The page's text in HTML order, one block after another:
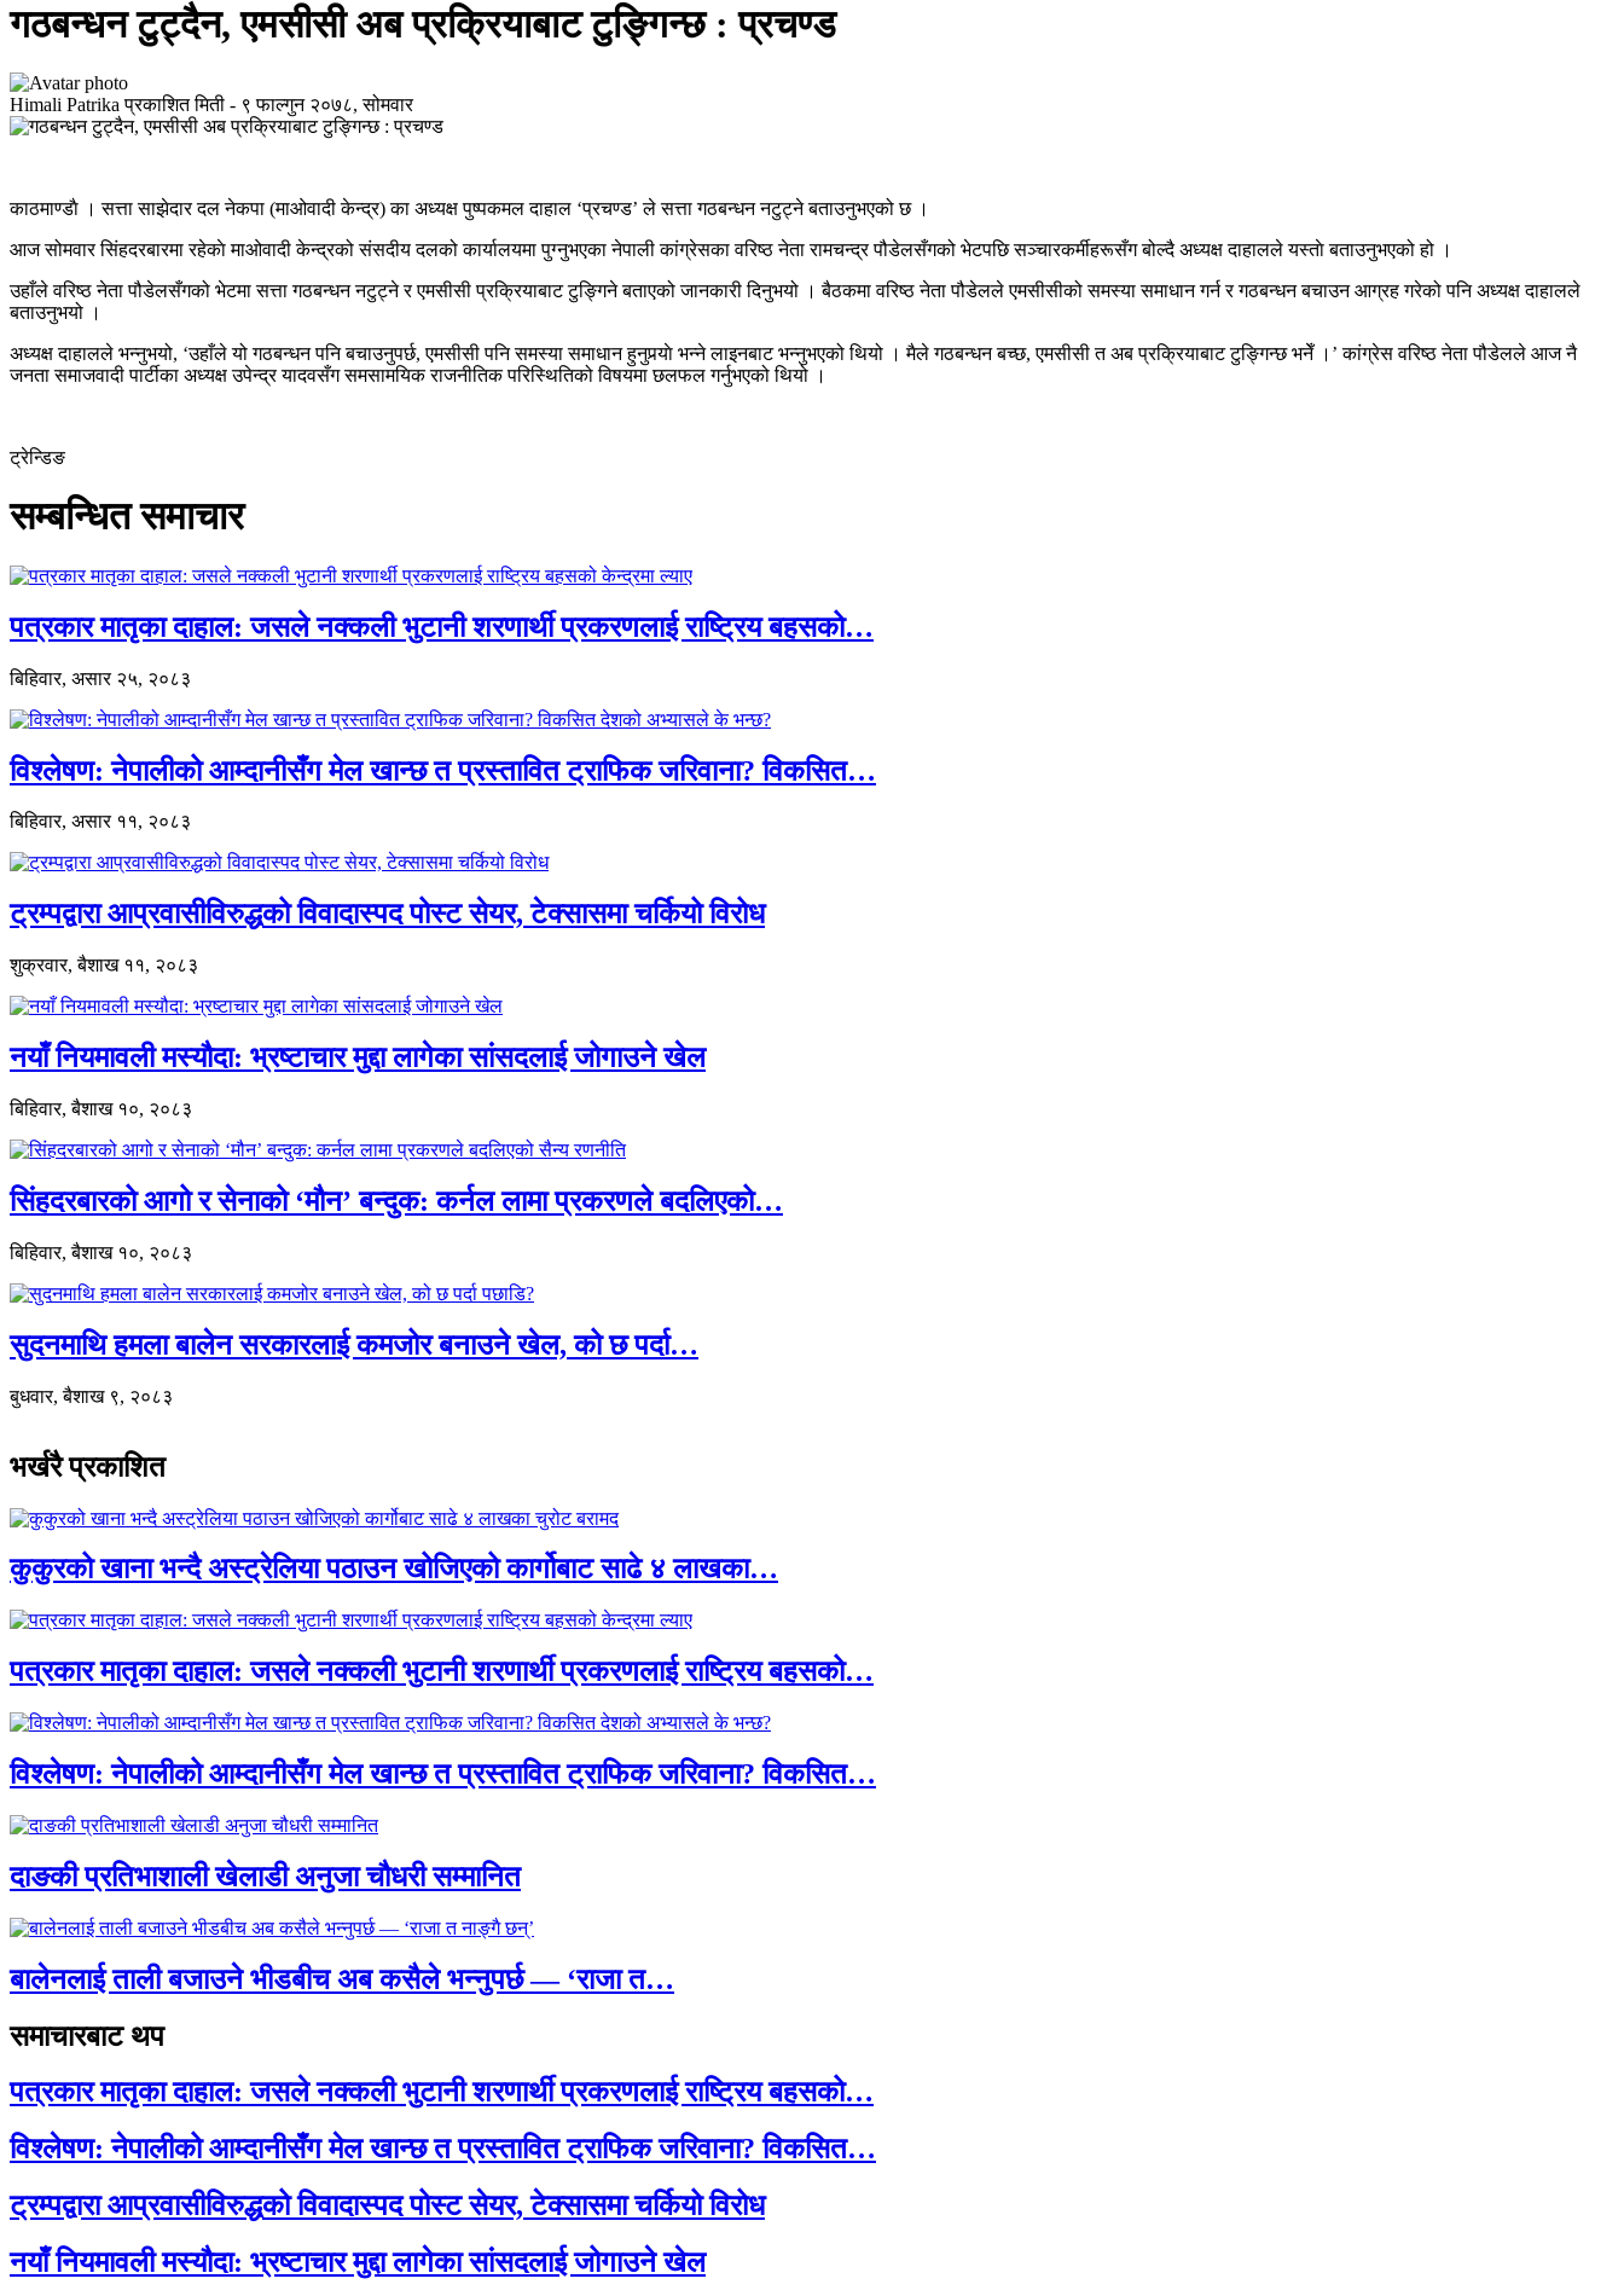
गठबन्धन टुट्दैन, एमसीसी अब प्रक्रियाबाट टुङ्गिन्छ : प्रचण्ड
Himali Patrika प्रकाशित मिती - ९ फाल्गुन २०७८, सोमवार
काठमाण्डाै । सत्ता साझेदार दल नेकपा (माओवादी केन्द्र) का अध्यक्ष पुष्पकमल दाहाल ‘प्रचण्ड’ ले सत्ता गठबन्धन नटुट्ने बताउनुभएको छ ।
आज सोमवार सिंहदरबारमा रहेकाे माओवादी केन्द्रको संसदीय दलको कार्यालयमा पुग्नुभएका नेपाली कांग्रेसका वरिष्ठ नेता रामचन्द्र पौडेलसँगको भेटपछि सञ्चारकर्मीहरूसँग बोल्दै अध्यक्ष दाहालले यस्ताे बताउनुभएको हो ।
उहाँले वरिष्ठ नेता पौडेलसँगको भेटमा सत्ता गठबन्धन नटुट्ने र एमसीसी प्रक्रियाबाट टुङ्गिने बताएको जानकारी दिनुभयो । बैठकमा वरिष्ठ नेता पौडेलले एमसीसीको समस्या समाधान गर्न र गठबन्धन बचाउन आग्रह गरेको पनि अध्यक्ष दाहालले
बताउनुभयो ।
अध्यक्ष दाहालले भन्नुभयो, ‘उहाँले यो गठबन्धन पनि बचाउनुपर्छ, एमसीसी पनि समस्या समाधान हुनुपर्‍याे भन्ने लाइनबाट भन्नुभएको थियो । मैले गठबन्धन बच्छ, एमसीसी त अब प्रक्रियाबाट टुङ्गिन्छ भनेँ ।’ कांग्रेस वरिष्ठ नेता पौडेलले आज नै
जनता समाजवादी पार्टीका अध्यक्ष उपेन्द्र यादवसँग समसामयिक राजनीतिक परिस्थितिको विषयमा छलफल गर्नुभएको थियो ।
ट्रेन्डिङ
सम्बन्धित समाचार
पत्रकार मातृका दाहाल: जसले नक्कली भुटानी शरणार्थी प्रकरणलाई राष्ट्रिय बहसको…
बिहिवार, असार २५, २०८३
विश्लेषण: नेपालीको आम्दानीसँग मेल खान्छ त प्रस्तावित ट्राफिक जरिवाना? विकसित…
बिहिवार, असार ११, २०८३
ट्रम्पद्वारा आप्रवासीविरुद्धको विवादास्पद पोस्ट सेयर, टेक्सासमा चर्कियो विरोध
शुक्रवार, बैशाख ११, २०८३
नयाँ नियमावली मस्यौदा: भ्रष्टाचार मुद्दा लागेका सांसदलाई जोगाउने खेल
बिहिवार, बैशाख १०, २०८३
सिंहदरबारको आगो र सेनाको ‘मौन’ बन्दुक: कर्नल लामा प्रकरणले बदलिएको…
बिहिवार, बैशाख १०, २०८३
सुदनमाथि हमला बालेन सरकारलाई कमजोर बनाउने खेल, को छ पर्दा…
बुधवार, बैशाख ९, २०८३
भर्खरै प्रकाशित
कुकुरको खाना भन्दै अस्ट्रेलिया पठाउन खोजिएको कार्गोबाट साढे ४ लाखका…
पत्रकार मातृका दाहाल: जसले नक्कली भुटानी शरणार्थी प्रकरणलाई राष्ट्रिय बहसको…
विश्लेषण: नेपालीको आम्दानीसँग मेल खान्छ त प्रस्तावित ट्राफिक जरिवाना? विकसित…
दाङकी प्रतिभाशाली खेलाडी अनुजा चौधरी सम्मानित
बालेनलाई ताली बजाउने भीडबीच अब कसैले भन्नुपर्छ — ‘राजा त…
समाचारबाट थप
पत्रकार मातृका दाहाल: जसले नक्कली भुटानी शरणार्थी प्रकरणलाई राष्ट्रिय बहसको…
विश्लेषण: नेपालीको आम्दानीसँग मेल खान्छ त प्रस्तावित ट्राफिक जरिवाना? विकसित…
ट्रम्पद्वारा आप्रवासीविरुद्धको विवादास्पद पोस्ट सेयर, टेक्सासमा चर्कियो विरोध
नयाँ नियमावली मस्यौदा: भ्रष्टाचार मुद्दा लागेका सांसदलाई जोगाउने खेल